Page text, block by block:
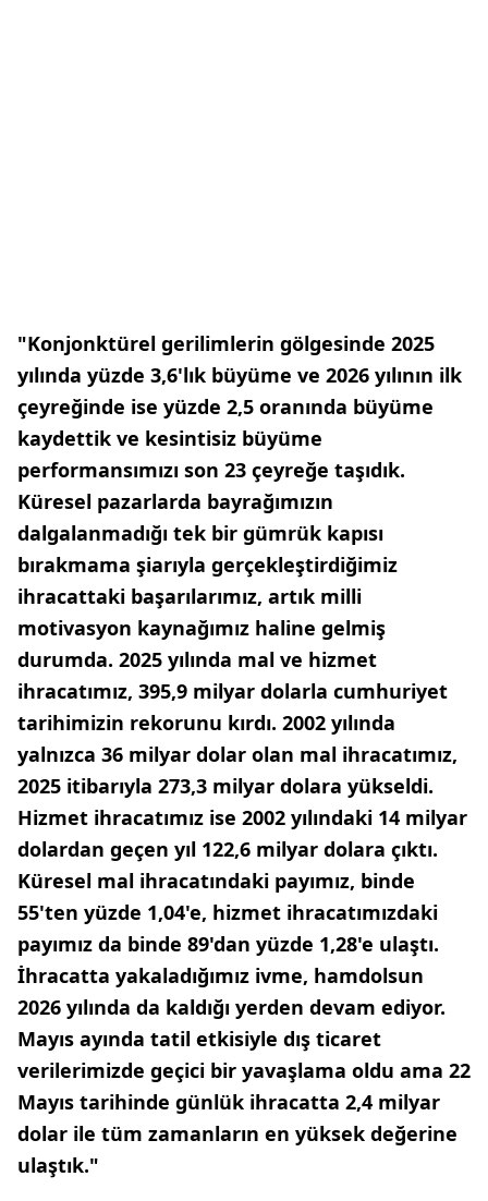
"Konjonktürel gerilimlerin gölgesinde 2025
yılında yüzde 3,6'lık büyüme ve 2026 yılının ilk
çeyreğinde ise yüzde 2,5 oranında büyüme
kaydettik ve kesintisiz büyüme
performansımızı son 23 çeyreğe taşıdık.
Küresel pazarlarda bayrağımızın
dalgalanmadığı tek bir gümrük kapısı
bırakmama şiarıyla gerçekleştirdiğimiz
ihracattaki başarılarımız, artık milli
motivasyon kaynağımız haline gelmiş
durumda. 2025 yılında mal ve hizmet
ihracatımız, 395,9 milyar dolarla cumhuriyet
tarihimizin rekorunu kırdı. 2002 yılında
yalnızca 36 milyar dolar olan mal ihracatımız,
2025 itibarıyla 273,3 milyar dolara yükseldi.
Hizmet ihracatımız ise 2002 yılındaki 14 milyar
dolardan geçen yıl 122,6 milyar dolara çıktı.
Küresel mal ihracatındaki payımız, binde
55'ten yüzde 1,04'e, hizmet ihracatımızdaki
payımız da binde 89'dan yüzde 1,28'e ulaştı.
İhracatta yakaladığımız ivme, hamdolsun
2026 yılında da kaldığı yerden devam ediyor.
Mayıs ayında tatil etkisiyle dış ticaret
verilerimizde geçici bir yavaşlama oldu ama 22
Mayıs tarihinde günlük ihracatta 2,4 milyar
dolar ile tüm zamanların en yüksek değerine
ulaştık."